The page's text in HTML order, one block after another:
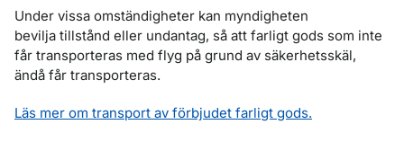
Under vissa omständigheter kan myndigheten
bevilja tillstånd eller undantag, så att farligt gods som inte
får transporteras med flyg på grund av säkerhetsskäl,
ändå får transporteras.
Läs mer om transport av förbjudet farligt gods.